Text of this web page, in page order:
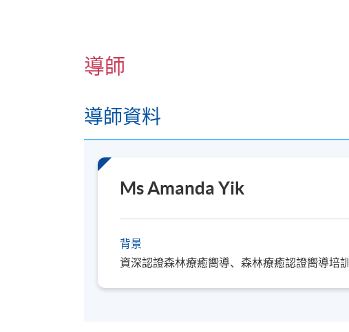
導師
導師資料
Ms Amanda Yik
背景
資深認證森林療癒嚮導、森林療癒認證嚮導培